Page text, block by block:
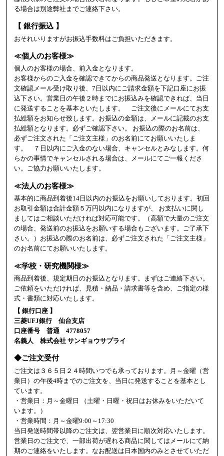
る場合は別途弊社までご連絡下さい。
【 銀行振込 】
おそれいりますがお振込手数料はご負担いただきます。
≪個人のお客様≫
個人のお客様の場合、前入金となります。
お客様からのご入金を確認できてからの商品発送となります。ご注
文確認メール受け取り後、7日以内にご請求金額を下記口座にお振
込下さい。営業日の午後２時までにお振込みを確認できれば、当日
に発送することを基本といたします。 ご注文後にメールにてお支
払総額をお知らせ致します。お振込の金額は、メールに記載のお支
払総額となります。必ずご確認下さい。 お振込の際のお名前は、
必ずご注文された「ご注文主様」のお名前にてお願いいたしま
す。 ７日以内にご入金のない場合、キャンセルとみなします。何
らかの事情でキャンセルされる場合は、メールにてご一報くださ
い。ご協力お願いいたします。
≪法人のお客様≫
基本的に商品到着後14日以内のお振込をお願いしております。初回
お取引金額は合計金額５万円以内になりますが、 お支払いに関し
ましてはご相談いただければ対応可能です。（高額で大量のご注文
の場合、発送前のお振込をお願いする場合もございます。ご了承下
さい。）お振込の際のお名前は、必ずご注文された「ご注文主様」
のお名前にてお願いいたします。
≪学校・研究機関様≫
商品到着後、規定期日のお振込となります。まずはご連絡下さい。
ご依頼をいただければ、見積・納品・請求書等を含め、ご指定の様
式・書類に対応いたします。
【 銀行口座 】
三菱UFJ銀行 仙台支店
口座番号 普通 4778057
名義人 株式会社 サンギョウサプライ
◆ご注文受付
ご注文は３６５日２４時間いつでも承っております。月～金曜（営
業日）の午後4時までのご注文を、当日に発送することを基本とし
ています。
・営業日：月～金曜日 （土曜・日曜・祝日はお休みをいただいて
います。）
・営業時間：月～金曜9:00～17:30
当日発送時間帯以降のご注文は、翌営業日に順次対応いたします。
営業日のご注文で、一部出荷が遅れる商品に関してはメールにて納
期のご連絡をいたします。なお配送は日本国内のみとさせていただ